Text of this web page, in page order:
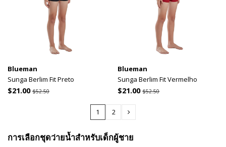
Blueman
Sunga Berlim Fit Preto
$21.00 $52.50
Blueman
Sunga Berlim Fit Vermelho
$21.00$52.50
1 2
การเลือกชุดว่ายน้ำสำหรับเด็กผู้ชาย